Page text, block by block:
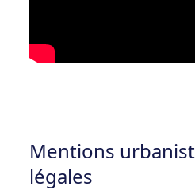
Mentions
légales